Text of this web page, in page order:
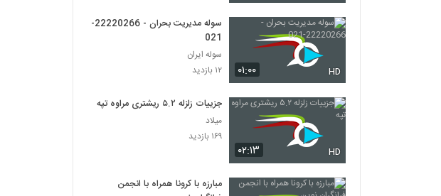
۰۱:۰۰ HD
سوله مدیریت بحران - 22220266-
021
سوله ایران
۱۲ بازدید
۰۲:۱۳ HD
جزییات زلزله ۵.۲ ریشتری مراوه تپه
میلاد
۱۶۹ بازدید
مبارزه با کرونا همراه با انجمن